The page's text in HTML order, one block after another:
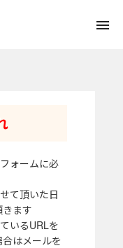
toggle
ォームに必
て頂いた日
ます
いるURLを
はメールを